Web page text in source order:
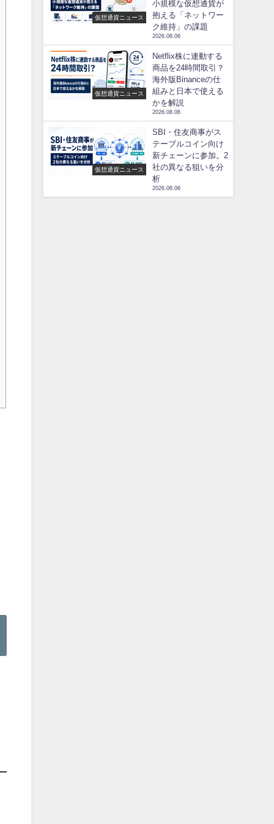
仮想通貨ニュース
小規模な仮想通貨が
抱える「ネットワー
ク維持」の課題
2026.08.06
仮想通貨ニュース
Netflix株に連動する
商品を24時間取引？
海外版Binanceの仕
組みと日本で使える
かを解説
2026.08.06
仮想通貨ニュース
SBI・住友商事がス
テーブルコイン向け
新チェーンに参加。2
社の異なる狙いを分
析
2026.08.06